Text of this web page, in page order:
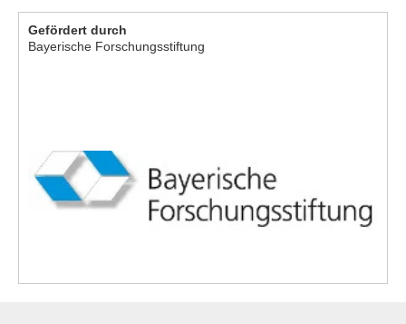
Gefördert durch
Bayerische Forschungsstiftung